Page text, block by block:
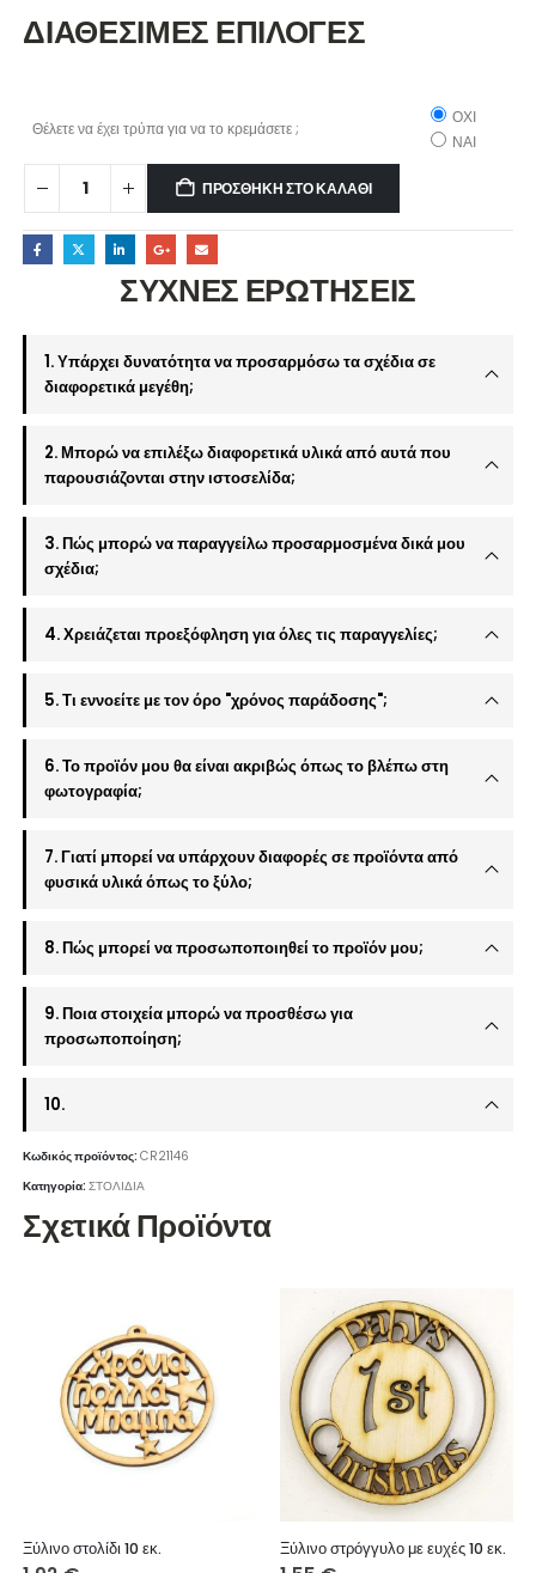
ΔΙΑΘΕΣΙΜΕΣ ΕΠΙΛΟΓΕΣ
Θέλετε να έχει τρύπα για να το κρεμάσετε ;
ΟΧΙ
ΝΑΙ
ΠΡΟΣΘΉΚΗ ΣΤΟ ΚΑΛΆΘΙ
ΣΥΧΝΕΣ ΕΡΩΤΗΣΕΙΣ
1. Υπάρχει δυνατότητα να προσαρμόσω τα σχέδια σε
διαφορετικά μεγέθη;
2. Μπορώ να επιλέξω διαφορετικά υλικά από αυτά που
παρουσιάζονται στην ιστοσελίδα;
3. Πώς μπορώ να παραγγείλω προσαρμοσμένα δικά μου
σχέδια;
4. Χρειάζεται προεξόφληση για όλες τις παραγγελίες;
5. Τι εννοείτε με τον όρο "χρόνος παράδοσης";
6. Το προϊόν μου θα είναι ακριβώς όπως το βλέπω στη
φωτογραφία;
7. Γιατί μπορεί να υπάρχουν διαφορές σε προϊόντα από
φυσικά υλικά όπως το ξύλο;
8. Πώς μπορεί να προσωποποιηθεί το προϊόν μου;
9. Ποια στοιχεία μπορώ να προσθέσω για
προσωποποίηση;
10.
Κωδικός προϊόντος:CR21146
Κατηγορία:ΣΤΟΛΙΔΙΑ
Σχετικά Προϊόντα
Ξύλινο στολίδι 10 εκ. Ξύλινο στρόγγυλο με ευχές 10 εκ.